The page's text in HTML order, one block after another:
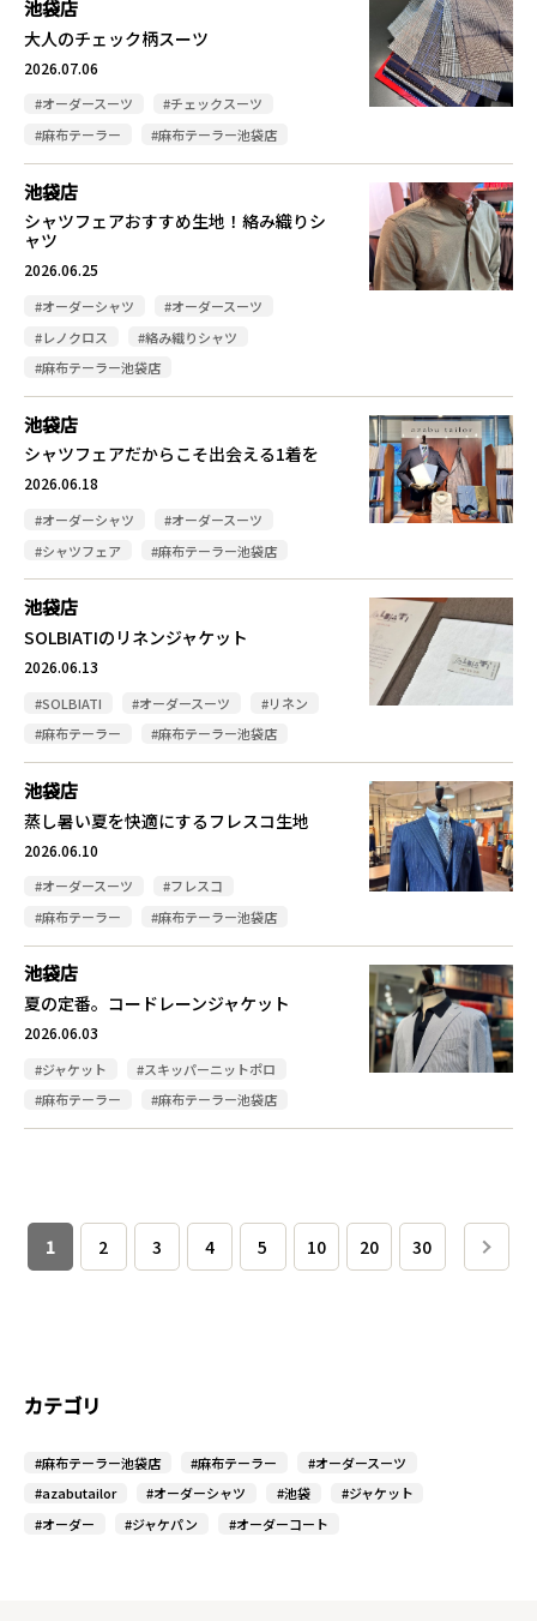
池袋店
大人のチェック柄スーツ
2026.07.06
#オーダースーツ
#チェックスーツ
#麻布テーラー
#麻布テーラー池袋店
池袋店
シャツフェアおすすめ生地！絡み織りシ
ャツ
2026.06.25
#オーダーシャツ
#オーダースーツ
#レノクロス
#絡み織りシャツ
#麻布テーラー池袋店
池袋店
シャツフェアだからこそ出会える1着を
2026.06.18
#オーダーシャツ
#オーダースーツ
#シャツフェア
#麻布テーラー池袋店
池袋店
SOLBIATIのリネンジャケット
2026.06.13
#SOLBIATI #オーダースーツ
#リネン
#麻布テーラー
#麻布テーラー池袋店
池袋店
蒸し暑い夏を快適にするフレスコ生地
2026.06.10
#オーダースーツ
#フレスコ
#麻布テーラー
#麻布テーラー池袋店
池袋店
夏の定番。コードレーンジャケット
2026.06.03
#ジャケット
#スキッパーニットポロ
#麻布テーラー
#麻布テーラー池袋店
1 2 3 4 5 10 20 30
カテゴリ
#麻布テーラー池袋店 #麻布テーラー
#オーダースーツ
#azabutailor
#オーダーシャツ #池袋
#ジャケット
#オーダー
#ジャケパン #オーダーコート